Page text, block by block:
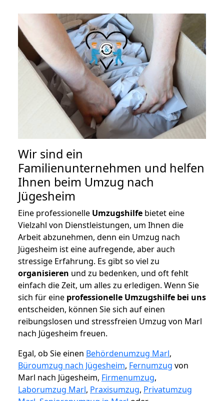
Wir sind ein
Familienunternehmen und helfen
Ihnen beim Umzug nach
Jügesheim
Eine professionelle Umzugshilfe bietet eine
Vielzahl von Dienstleistungen, um Ihnen die
Arbeit abzunehmen, denn ein Umzug nach
Jügesheim ist eine aufregende, aber auch
stressige Erfahrung. Es gibt so viel zu
organisieren und zu bedenken, und oft fehlt
einfach die Zeit, um alles zu erledigen. Wenn Sie
sich für eine professionelle Umzugshilfe bei uns
entscheiden, können Sie sich auf einen
reibungslosen und stressfreien Umzug von Marl
nach Jügesheim freuen.
Egal, ob Sie einen Behördenumzug Marl,
Büroumzug nach Jügesheim, Fernumzug von
Marl nach Jügesheim, Firmenumzug,
Laborumzug Marl, Praxisumzug, Privatumzug